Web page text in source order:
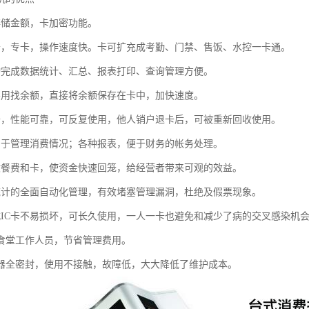
金额，卡加密功能。
专卡，操作速度快。卡可扩充成考勤、门禁、售饭、水控一卡通。
成数据统计、汇总、报表打印、查询管理方便。
找余额，直接将余额保存在卡中，加快速度。
性能可靠，可反复使用，他人销户退卡后，可被重新回收使用。
管理消费情况；各种报表，便于财务的帐务处理。
费和卡，使资金快速回笼，给经营者带来可观的效益。
的全面自动化管理，有效堵塞管理漏洞，杜绝及假票现象。
卡不易损坏，可长久使用，一人一卡也避免和减少了病的交叉感染机
堂工作人员，节省管理费用。
全密封，使用不接触，故障低，大大降低了维护成本。